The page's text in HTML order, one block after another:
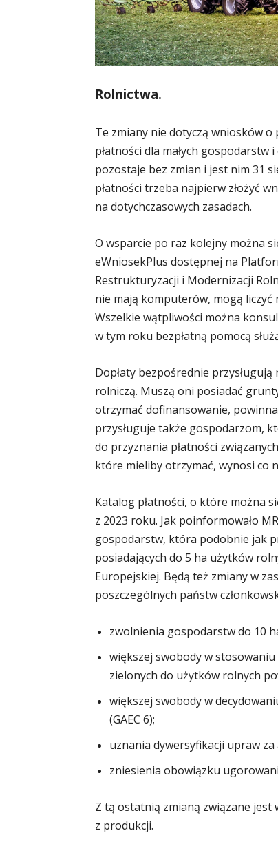
Rolnictwa.
Te zmiany nie dotyczą wniosków
płatności dla małych gospodarstw
pozostaje bez zmian i jest nim 31
płatności trzeba najpierw złożyć
na dotychczasowych zasadach.
O wsparcie po raz kolejny można
eWniosekPlus dostępnej na
Restrukturyzacji i Modernizacji
nie mają komputerów, mogą liczyć
Wszelkie wątpliwości można
w tym roku bezpłatną pomocą
Dopłaty bezpośrednie
rolniczą. Muszą oni posiadać
otrzymać dofinansowanie,
przysługuje także gospodarzom,
do przyznania płatności
które mieliby otrzymać, wynosi co
Katalog płatności, o które można
z 2023 roku. Jak poinformowało
gospodarstw, która podobnie jak
posiadających do 5 ha użytków
Europejskiej. Będą też zmiany w
poszczególnych państw
zwolnienia gospodarstw do 10
większej swobody w
zielonych do użytków rolnych
większej swobody w
(GAEC 6);
uznania dywersyfikacji upraw za
zniesienia obowiązku
Z tą ostatnią zmianą związane jest
z produkcji.